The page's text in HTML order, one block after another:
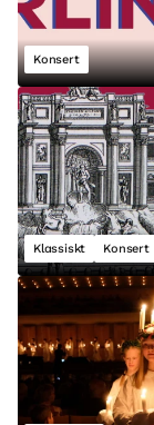
Konsert
Klassiskt Konsert